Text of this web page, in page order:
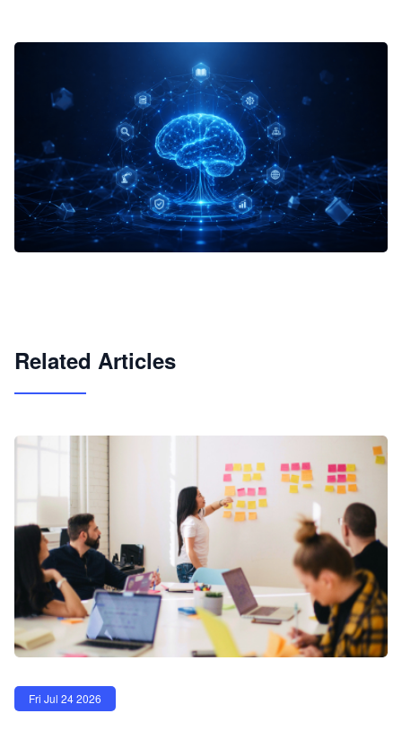
Related Articles
Fri Jul 24 2026